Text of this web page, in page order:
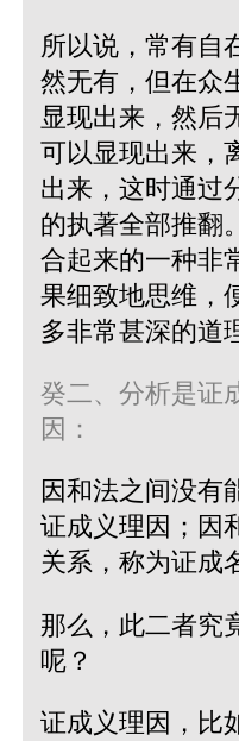
所以说，常有自
然无有，但在众
显现出来，然后
可以显现出来，
出来，这时通过
的执著全部推翻
合起来的一种非
果细致地思维，
多非常甚深的道
癸二、分析是证
因：
因和法之间没有
证成义理因；因
关系，称为证成
那么，此二者究
呢？
证成义理因，比